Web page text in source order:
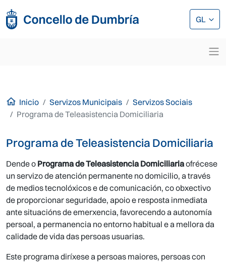
GL
Inicio Servizos Municipais
Servizos Sociais
Programa de Teleasistencia Domiciliaria
Programa de Teleasistencia Domiciliaria
Dende o Programa de Teleasistencia Domiciliariaofrécese
un servizo de atención permanente no domicilio, a través
de medios tecnolóxicos e de comunicación, co obxectivo
de proporcionar seguridade, apoio e resposta inmediata
ante situacións de emerxencia, favorecendo a autonomía
persoal, a permanencia no entorno habitual e a mellora da
calidade de vida das persoas usuarias.
Este programa diríxese a persoas maiores, persoas con